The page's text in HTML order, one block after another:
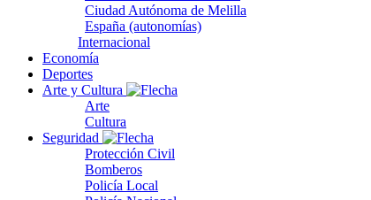
Ciudad Autónoma de Melilla
España (autonomías)
Internacional
Economía
Deportes
Arte y Cultura
Arte
Cultura
Seguridad
Protección Civil
Bomberos
Policía Local